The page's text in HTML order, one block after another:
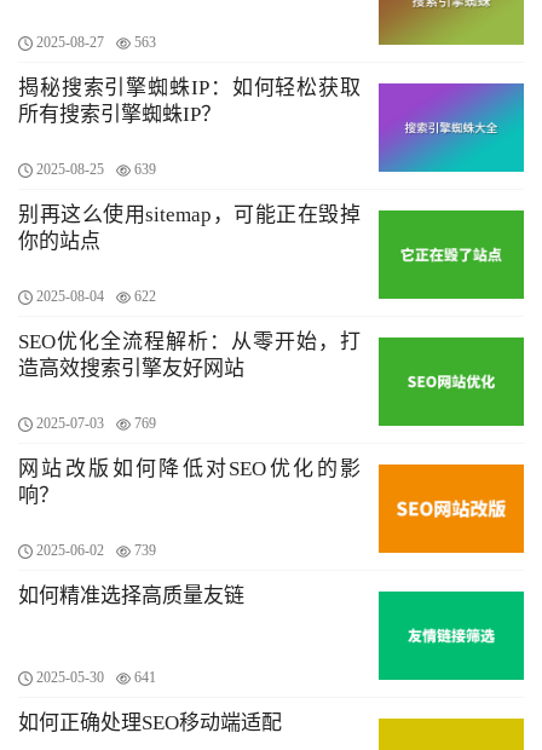
2025-08-27 563
揭秘搜索引擎蜘蛛IP：如何轻松获取
所有搜索引擎蜘蛛IP？
2025-08-25 639
别再这么使用sitemap，可能正在毁掉
你的站点
2025-08-04 622
SEO优化全流程解析：从零开始，打
造高效搜索引擎友好网站
2025-07-03 769
网站改版如何降低对SEO优化的影
响？
2025-06-02 739
如何精准选择高质量友链
2025-05-30 641
如何正确处理SEO移动端适配